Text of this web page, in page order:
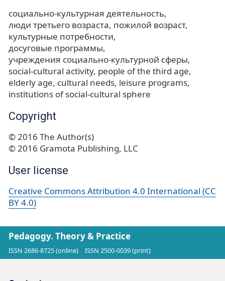
социально-культурная деятельность
люди третьего возраста пожилой возраст
культурные потребности
досуговые программы
учреждения социально-культурной сферы
social-cultural activity people of the third age
elderly age cultural needs leisure programs
institutions of social-cultural sphere
Copyright
© 2016 The Author(s)
© 2016 Gramota Publishing, LLC
User license
Creative Commons Attribution 4.0 International (CC
BY 4.0)
Pedagogy. Theory & Practice
ISSN 2686-8725 (online) ISSN 2500-0039 (print)